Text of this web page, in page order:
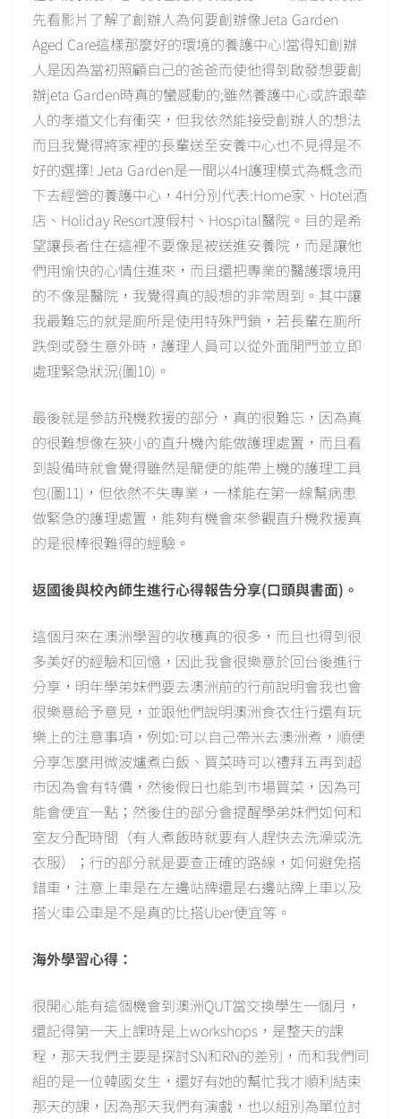
先看影片了解了創辦人為何要創辦像Jeta Garden
Aged Care這樣那麼好的環境的養護中心!當得知創辦
人是因為當初照顧自己的爸爸而使他得到啟發想要創
辦jeta Garden時真的蠻感動的;雖然養護中心或許跟華
人的孝道文化有衝突，但我依然能接受創辦人的想法
而且我覺得將家裡的長輩送至安養中心也不見得是不
好的選擇! Jeta Garden是一間以4H護理模式為概念而
下去經營的養護中心，4H分別代表:Home家、Hotel酒
店、Holiday Resort渡假村、Hospital醫院。目的是希
望讓長者住在這裡不要像是被送進安養院，而是讓他
們用愉快的心情住進來，而且還把專業的醫護環境用
的不像是醫院，我覺得真的設想的非常周到。其中讓
我最難忘的就是廁所是使用特殊門鎖，若長輩在廁所
跌倒或發生意外時，護理人員可以從外面開門並立即
處理緊急狀況(圖10)。
最後就是參訪飛機救援的部分，真的很難忘，因為真
的很難想像在狹小的直升機內能做護理處置，而且看
到設備時就會覺得雖然是簡便的能帶上機的護理工具
包(圖11)，但依然不失專業，一樣能在第一線幫病患
做緊急的護理處置，能夠有機會來參觀直升機救援真
的是很棒很難得的經驗。
返國後與校內師生進行心得報告分享(口頭與書面)。
這個月來在澳洲學習的收穫真的很多，而且也得到很
多美好的經驗和回憶，因此我會很樂意於回台後進行
分享，明年學弟妹們要去澳洲前的行前說明會我也會
很樂意給予意見，並跟他們說明澳洲食衣住行還有玩
樂上的注意事項，例如:可以自己帶米去澳洲煮，順便
分享怎麼用微波爐煮白飯、買菜時可以禮拜五再到超
市因為會有特價，然後假日也能到市場買菜，因為可
能會便宜一點；然後住的部分會提醒學弟妹們如何和
室友分配時間（有人煮飯時就要有人趕快去洗澡或洗
衣服）；行的部分就是要查正確的路線，如何避免搭
錯車，注意上車是在左邊站牌還是右邊站牌上車以及
搭火車公車是不是真的比搭Uber便宜等。
海外學習心得：
很開心能有這個機會到澳洲QUT當交換學生一個月，
還記得第一天上課時是上workshops，是整天的課
程，那天我們主要是探討SN和RN的差別，而和我們同
組的是一位韓國女生，還好有她的幫忙我才順利結束
那天的課，因為那天我們有演戲，也以組別為單位討